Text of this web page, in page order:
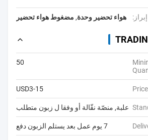
إبراز: هواء تحضير وحدة, مضغوط هواء تحضير
50
Price
USD3-15
علبة, منصّة نقّالة أو وفقا ل زبون متطلب
7 يوم عمل بعد يستلم الزبون دفع